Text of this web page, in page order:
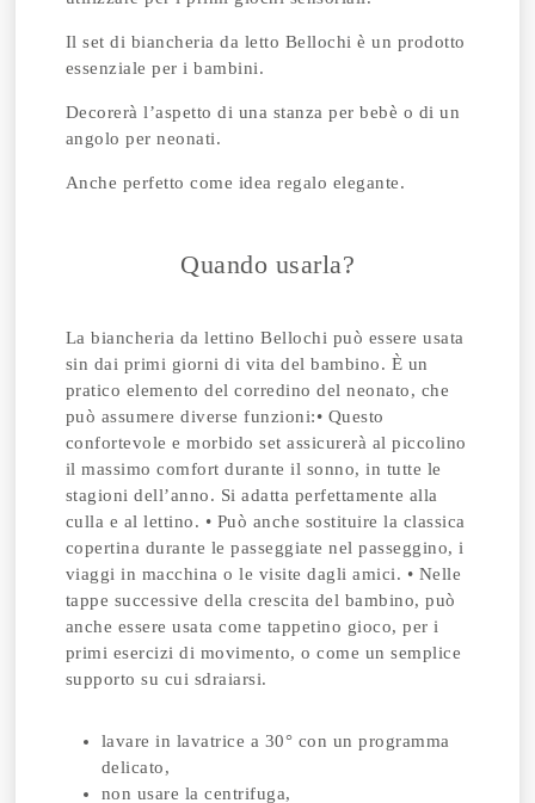
Il set di biancheria da letto Bellochi è un prodotto
essenziale per i bambini.
Decorerà l’aspetto di una stanza per bebè o di un
angolo per neonati.
Anche perfetto come idea regalo elegante.
Quando usarla?
La biancheria da lettino Bellochi può essere usata
sin dai primi giorni di vita del bambino. È un
pratico elemento del corredino del neonato, che
può assumere diverse funzioni:• Questo
confortevole e morbido set assicurerà al piccolino
il massimo comfort durante il sonno, in tutte le
stagioni dell’anno. Si adatta perfettamente alla
culla e al lettino. • Può anche sostituire la classica
copertina durante le passeggiate nel passeggino, i
viaggi in macchina o le visite dagli amici. • Nelle
tappe successive della crescita del bambino, può
anche essere usata come tappetino gioco, per i
primi esercizi di movimento, o come un semplice
supporto su cui sdraiarsi.
lavare in lavatrice a 30° con un programma
delicato,
non usare la centrifuga,